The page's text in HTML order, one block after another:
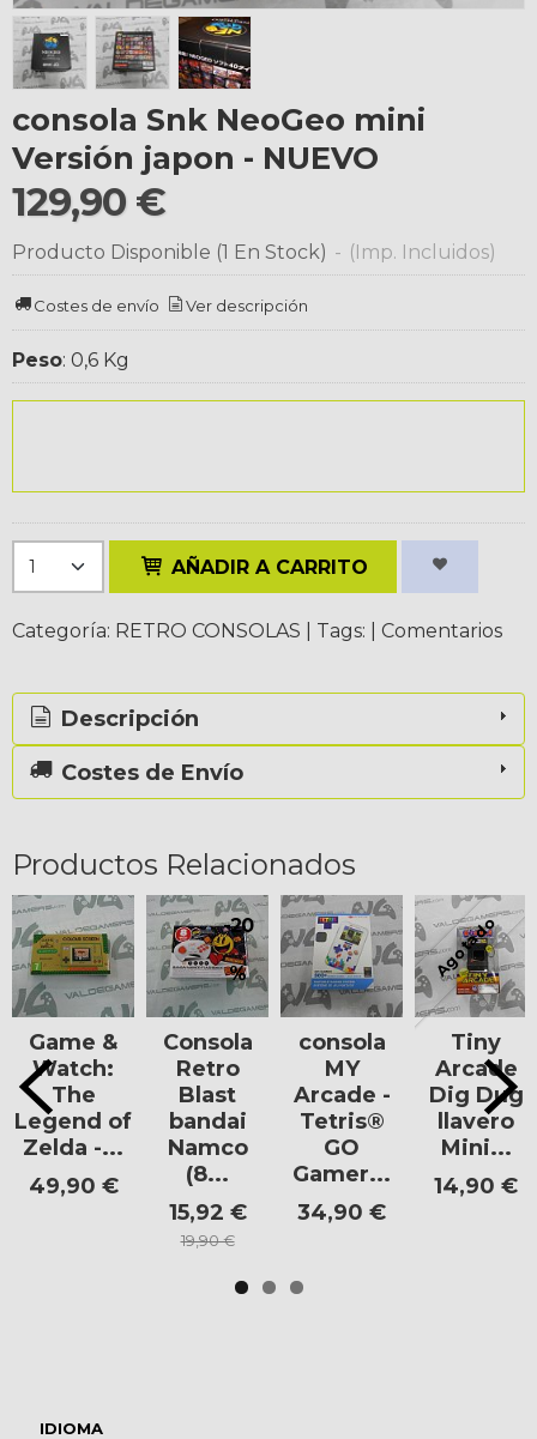
IDIOMA
consola Snk NeoGeo mini
Versión japon - NUEVO
129,90 €
Producto Disponible (1 En Stock) - (Imp. Incluidos)
Costes de envío Ver descripción
Peso: 0,6 Kg
AÑADIR A CARRITO
Categoría: RETRO CONSOLAS Tags: Comentarios
Descripción
Costes de Envío
Productos Relacionados
Game &
Watch:
The
Legend of
Zelda -...
49,90 €
-20
%
Consola
Retro
Blast
bandai
Namco
(8...
15,92 €
19,90 €
consola
MY
Arcade -
Tetris®
GO
Gamer...
34,90 €
Agotado
Tiny
Arcade
Dig Dug
llavero
Mini...
14,90 €